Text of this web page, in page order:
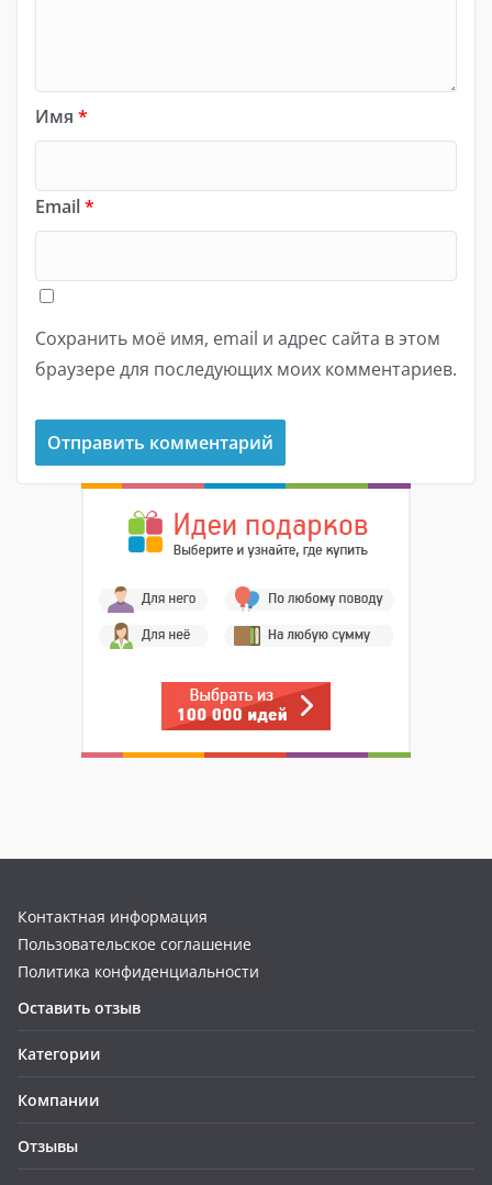
Имя *
Email*
Сохранить моё имя, email и адрес сайта в этом
браузере для последующих моих комментариев.
Контактная информация
Пользовательское соглашение
Политика конфиденциальности
Оставить отзыв
Категории
Компании
Отзывы